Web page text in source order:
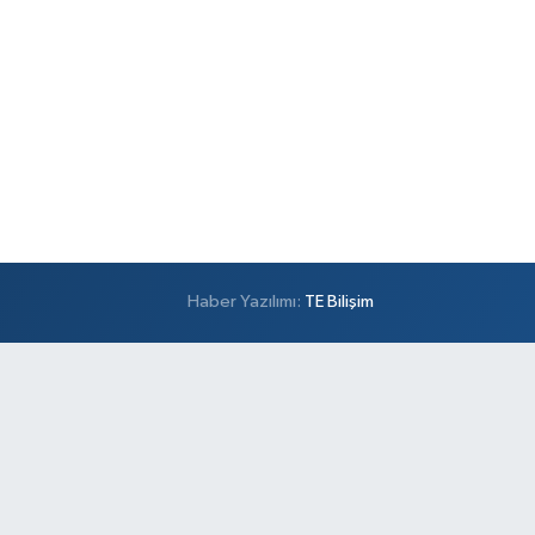
Haber Yazılımı: TE Bilişim